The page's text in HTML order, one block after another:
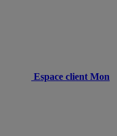
Espace client Mon